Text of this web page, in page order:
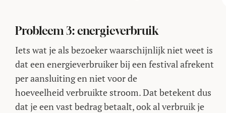
Probleem 3: energieverbruik
Iets wat je als bezoeker waarschijnlijk niet weet is
dat een energieverbruiker bij een festival afrekent
per aansluiting en niet voor de
hoeveelheid verbruikte stroom. Dat betekent dus
dat je een vast bedrag betaalt, ook al verbruik je